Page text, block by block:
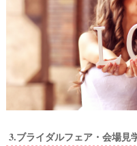
3.ブライダルフェア・会場見